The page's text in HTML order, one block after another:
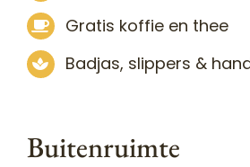
Gratis koffie en thee
Badjas, slippers &
Buitenruimte